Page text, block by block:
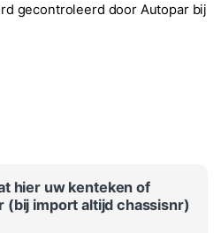
gecontroleerd door Autopar bij
hier uw kenteken of
(bij import altijd chassisnr)